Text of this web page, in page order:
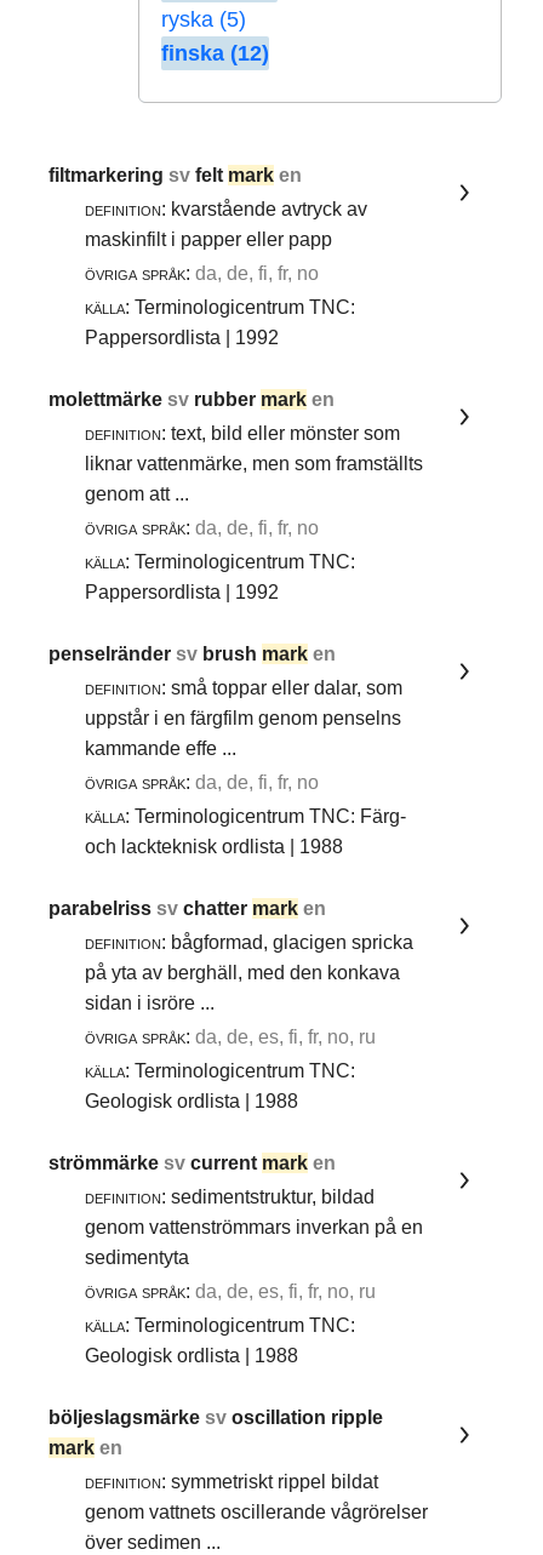
ryska (5)
finska (12)
filtmarkeringsvfelt mark en
definition: kvarstående avtryck av
maskinfilt i papper eller papp
övriga språk: da, de, fi, fr, no
källa: Terminologicentrum TNC:
Pappersordlista | 1992
molettmärkesv rubber mark en
definition: text, bild eller mönster som
liknar vattenmärke, men som framställts
genom att ...
övriga språk: da, de, fi, fr, no
källa: Terminologicentrum TNC:
Pappersordlista | 1992
penselrändersv brush mark en
definition: små toppar eller dalar, som
uppstår i en färgfilm genom penselns
kammande effe ...
övriga språk: da, de, fi, fr, no
källa: Terminologicentrum TNC: Färg-
och lackteknisk ordlista | 1988
parabelrisssvchatter mark en
definition: bågformad, glacigen spricka
på yta av berghäll, med den konkava
sidan i isröre ...
övriga språk: da, de, es, fi, fr, no, ru
källa: Terminologicentrum TNC:
Geologisk ordlista | 1988
strömmärkesvcurrent mark en
definition: sedimentstruktur, bildad
genom vattenströmmars inverkan på en
sedimentyta
övriga språk: da, de, es, fi, fr, no, ru
källa: Terminologicentrum TNC:
Geologisk ordlista | 1988
böljeslagsmärkesvoscillation ripple
mark en
definition: symmetriskt rippel bildat
genom vattnets oscillerande vågrörelser
över sedimen ...